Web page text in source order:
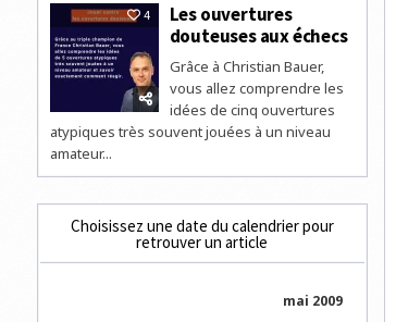
4
Les ouvertures
douteuses aux échecs
Grâce à Christian Bauer,
vous allez comprendre les
idées de cinq ouvertures
atypiques très souvent jouées à un niveau
amateur...
Choisissez une date du calendrier pour
retrouver un article
mai 2009